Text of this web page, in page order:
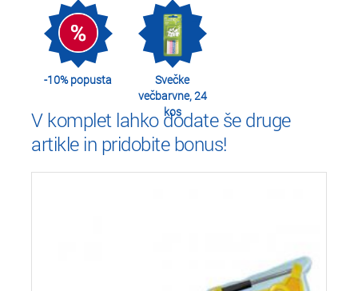
-10% popusta
Svečke
večbarvne, 24
kos
V komplet lahko dodate še druge
artikle in pridobite bonus!